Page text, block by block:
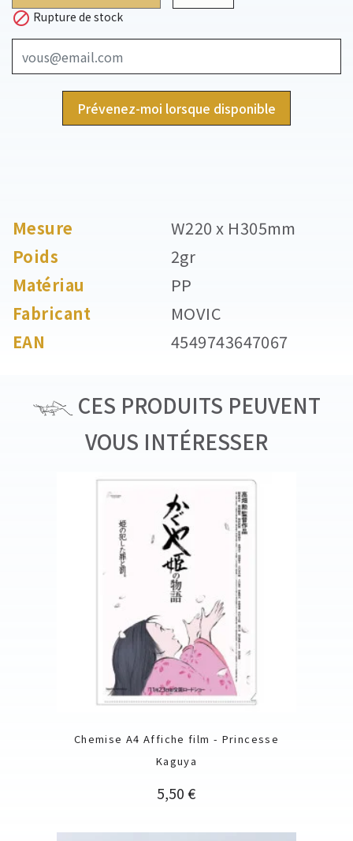
 Rupture de stock
Prévenez-moi lorsque disponible
Mesure
W220 x H305mm
Poids
2gr
Matériau
PP
Fabricant
MOVIC
EAN
4549743647067
CES PRODUITS PEUVENT
VOUS INTÉRESSER
Chemise A4 Affiche film - Princesse
Kaguya
Prix
5,50 €